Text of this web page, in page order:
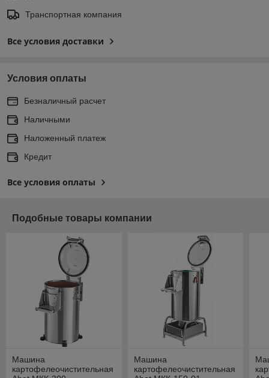
Транспортная компания
Все условия доставки
Условия оплаты
Безналичный расчет
Наличными
Наложенный платеж
Кредит
Все условия оплаты
Подобные товары компании
Машина
картофелеочистительная
Машина
картофелеочистительная